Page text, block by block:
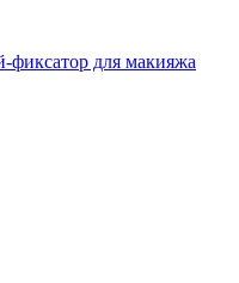
для макияжа